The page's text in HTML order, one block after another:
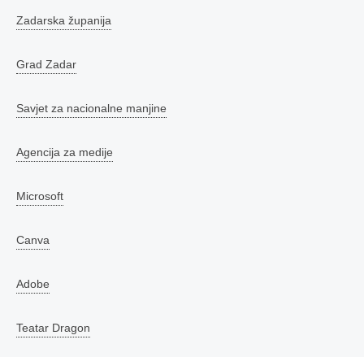
Zadarska županija
Grad Zadar
Savjet za nacionalne manjine
Agencija za medije
Microsoft
Canva
Adobe
Teatar Dragon